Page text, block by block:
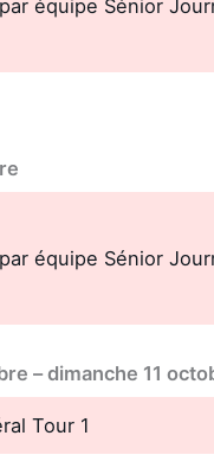
équipe Sénior
équipe Sénior
–dimanche 11
Tour 1